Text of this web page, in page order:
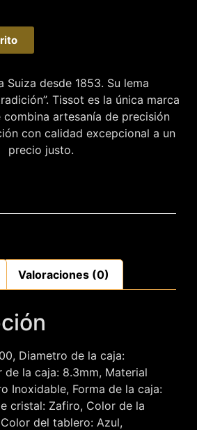
Suiza desde 1853. Su lema
Tissot es la única marca
combina artesanía de precisión
con calidad excepcional a un
precio justo.
Valoraciones (0)
Diametro de la caja:
de la caja: 8.3mm, Material
Inoxidable, Forma de la caja:
cristal: Zafiro, Color de la
del tablero: Azul,